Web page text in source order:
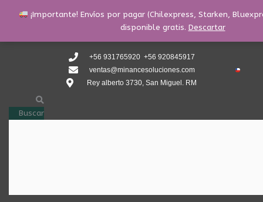
¡Importante! Envíos por pagar (Chilexpress, Starken,
disponible gratis. Descartar
+56 931765920 +56 920845917
ventas@minancesoluciones.com
Rey alberto 3730, San Miguel. RM
Buscar